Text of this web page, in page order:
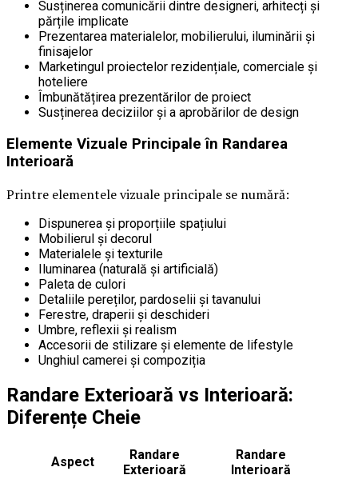
Susținerea comunicării dintre designeri, arhitecți și
părțile implicate
Prezentarea materialelor, mobilierului, iluminării și
finisajelor
Marketingul proiectelor rezidențiale, comerciale și
hoteliere
Îmbunătățirea prezentărilor de proiect
Susținerea deciziilor și a aprobărilor de design
Elemente Vizuale Principale în Randarea
Interioară
Printre elementele vizuale principale se numără:
Dispunerea și proporțiile spațiului
Mobilierul și decorul
Materialele și texturile
Iluminarea (naturală și artificială)
Paleta de culori
Detaliile pereților, pardoselii și tavanului
Ferestre, draperii și deschideri
Umbre, reflexii și realism
Accesorii de stilizare și elemente de lifestyle
Unghiul camerei și compoziția
Randare Exterioară vs Interioară:
Diferențe Cheie
Aspect
Randare
Exterioară
Randare
Interioară